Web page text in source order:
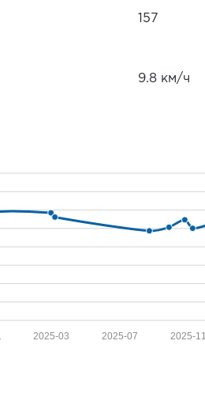
157
9.8 км/ч
2025-11
2025-07
2025-03